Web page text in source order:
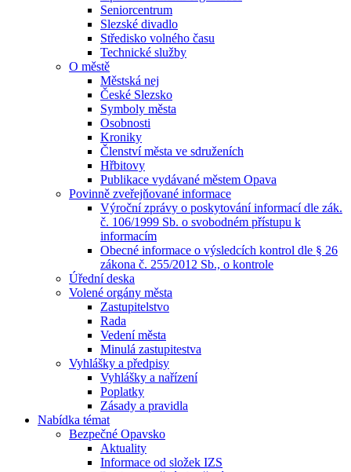
Seniorcentrum
Slezské divadlo
Středisko volného času
Technické služby
O městě
Městská nej
České Slezsko
Symboly města
Osobnosti
Kroniky
Členství města ve sdruženích
Hřbitovy
Publikace vydávané městem Opava
Povinně zveřejňované informace
Výroční zprávy o poskytování informací dle zák.
č. 106/1999 Sb. o svobodném přístupu k
informacím
Obecné informace o výsledcích kontrol dle § 26
zákona č. 255/2012 Sb., o kontrole
Úřední deska
Volené orgány města
Zastupitelstvo
Rada
Vedení města
Minulá zastupitestva
Vyhlášky a předpisy
Vyhlášky a nařízení
Poplatky
Zásady a pravidla
Nabídka témat
Bezpečné Opavsko
Aktuality
Informace od složek IZS